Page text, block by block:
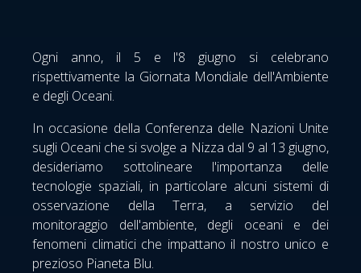
Ogni anno, il 5 e l'8 giugno si celebrano
rispettivamente la Giornata Mondiale dell'Ambiente
e degli Oceani.
In occasione della Conferenza delle Nazioni Unite
sugli Oceani che si svolge a Nizza dal 9 al 13 giugno,
desideriamo sottolineare l'importanza delle
tecnologie spaziali, in particolare alcuni sistemi di
osservazione della Terra, a servizio del
monitoraggio dell'ambiente, degli oceani e dei
fenomeni climatici che impattano il nostro unico e
prezioso Pianeta Blu.